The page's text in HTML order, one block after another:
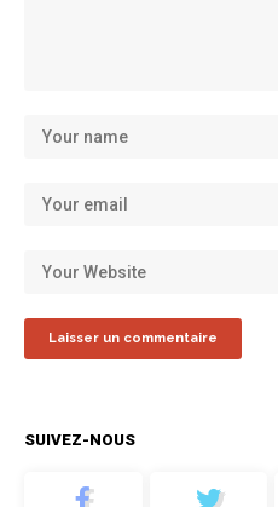
SUIVEZ-NOUS